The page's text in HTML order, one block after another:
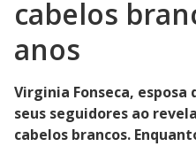
cabelos
anos
Virginia Fonseca, esposa
seus seguidores ao
cabelos brancos.